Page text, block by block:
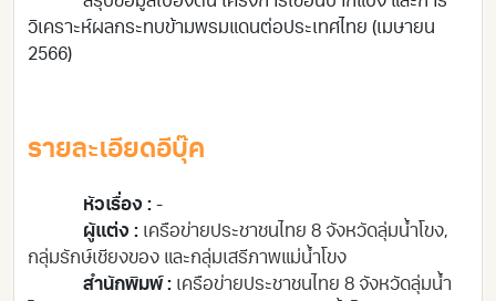
วิเคราะห์ผลกระทบข้ามพรมแดนต่อประเทศไทย (เมษายน
2566)
รายละเอียดอีบุ๊ค
หัวเรื่อง : -
ผู้แต่ง : เครือข่ายประชาชนไทย 8 จังหวัดลุ่มน้ำโขง,
กลุ่มรักษ์เชียงของ และกลุ่มเสรีภาพแม่น้ำโขง
สำนักพิมพ์ : เครือข่ายประชาชนไทย 8 จังหวัดลุ่มน้ำ